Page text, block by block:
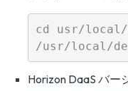
cd usr/local/
Horizon DaaS バー